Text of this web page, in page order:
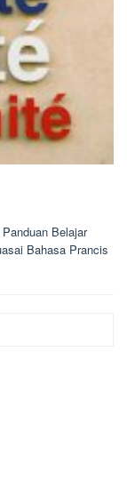
Belajar
Bahasa Prancis